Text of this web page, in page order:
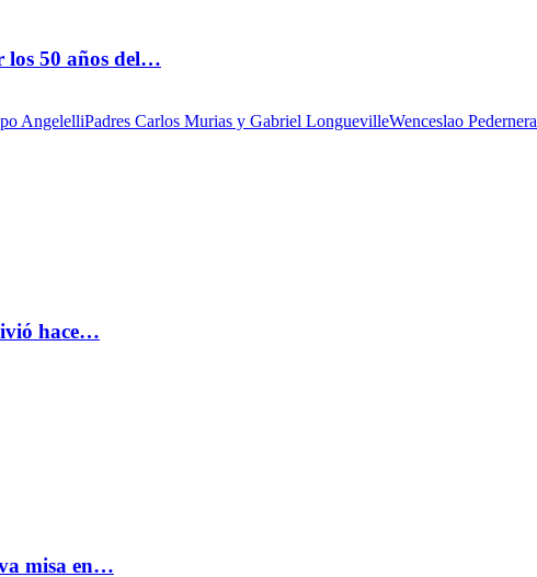
los 50 años del…
AngelelliPadres Carlos Murias y Gabriel LonguevilleWenceslao Pedernera
hace…
misa en…